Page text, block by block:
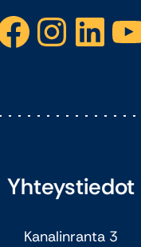
Facebook Instagram LinkedIn YouTube
Yhteystiedot
Kanalinranta 3